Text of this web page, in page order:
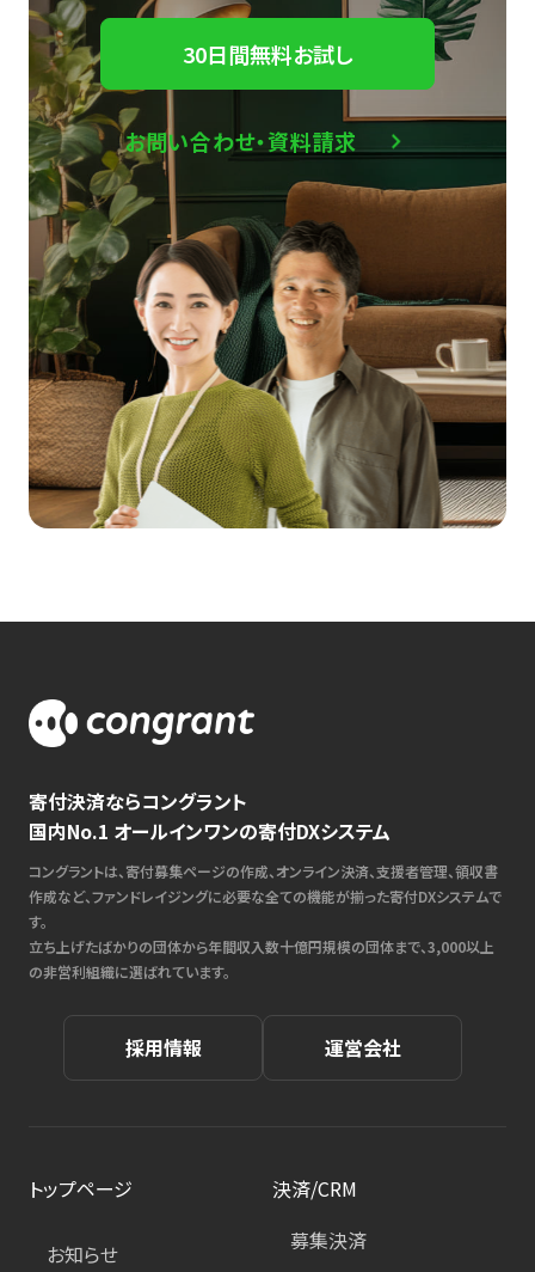
30日間無料お試し
お問い合わせ・資料請求
寄付決済ならコングラント
国内No.1 オールインワンの寄付DXシステム
コングラントは、寄付募集ページの作成、オンライン決済、支援者管理、領収書
作成など、ファンドレイジングに必要な全ての機能が揃った寄付DXシステムで
す。
立ち上げたばかりの団体から年間収入数十億円規模の団体まで、3,000以上
の非営利組織に選ばれています。
採用情報 運営会社
トップページ
お知らせ
決済/CRM
募集決済